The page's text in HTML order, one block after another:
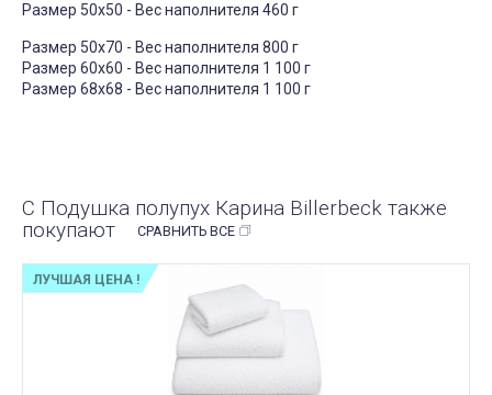
Размер 50х50 - Вес наполнителя 460 г
Размер 50х70 - Вес наполнителя 800 г
Размер 60х60 - Вес наполнителя 1 100 г
Размер 68х68 - Вес наполнителя 1 100 г
С Подушка полупух Карина Billerbeck также
покупают
СРАВНИТЬ ВСЕ
ЛУЧШАЯ ЦЕНА !